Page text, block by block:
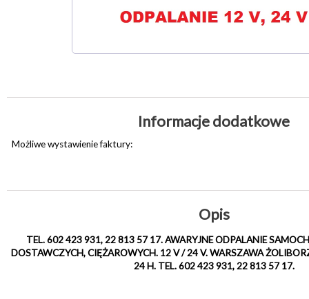
Informacje dodatkowe
Możliwe wystawienie faktury:
Opis
TEL. 602 423 931, 22 813 57 17. AWARYJNE ODPALANIE
DOSTAWCZYCH, CIĘŻAROWYCH. 12 V / 24 V. WARSZAWA
24 H. TEL. 602 423 931, 22 813 57 17.